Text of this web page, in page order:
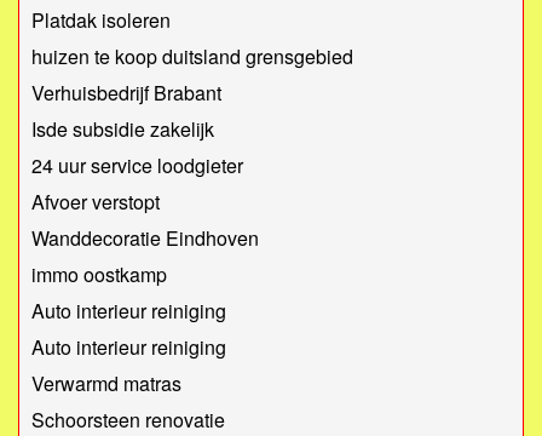
Platdak isoleren
huizen te koop duitsland grensgebied
Verhuisbedrijf Brabant
Isde subsidie zakelijk
24 uur service loodgieter
Afvoer verstopt
Wanddecoratie Eindhoven
immo oostkamp
Auto interieur reiniging
Auto interieur reiniging
Verwarmd matras
Schoorsteen renovatie